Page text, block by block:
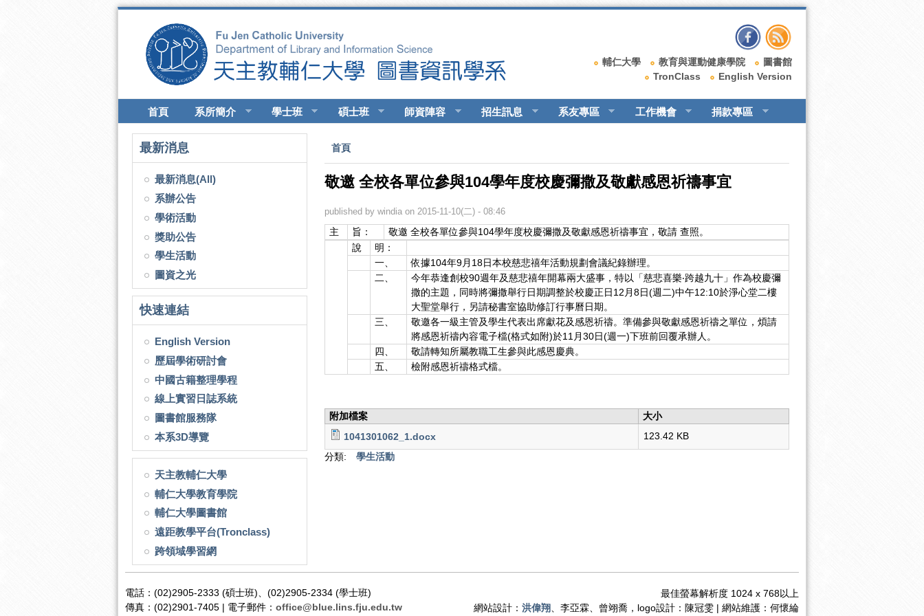
輔仁大學 教育與運動健康學院
圖書館
TronClass
English Version
首頁 系所簡介 學士班 碩士班 師資陣容 招生訊息 系友專區 工作機會 捐款專區
最新消息
最新消息(All)
系辦公告
學術活動
獎助公告
學生活動
圖資之光
快速連結
English Version
歷屆學術研討會
中國古籍整理學程
線上實習日誌系統
圖書館服務隊
本系3D導覽
天主教輔仁大學
輔仁大學教育學院
輔仁大學圖書館
遠距教學平台(Tronclass)
跨領域學習網
您在這裡
首頁
敬邀 全校各單位參與104學年度校慶彌撒及敬獻感恩祈禱事宜
published by windiaon 2015-11-10(二) - 08:46
主 旨：
敬邀 全校各單位參與104學年度校慶彌撒及敬獻感恩祈禱事宜，敬請 查照。
說
明：
一、
依據104年9月18日本校慈悲禧年活動規劃會議紀錄辦理。
二、
今年恭逢創校90週年及慈悲禧年開幕兩大盛事，特以「慈悲喜樂‧跨越九十」作為校慶彌
撒的主題，同時將彌撒舉行日期調整於校慶正日12月8日(週二)中午12:10於淨心堂二樓
大聖堂舉行，另請秘書室協助修訂行事曆日期。
三、
敬邀各一級主管及學生代表出席獻花及感恩祈禱。準備參與敬獻感恩祈禱之單位，煩請
將感恩祈禱內容電子檔(格式如附)於11月30日(週一)下班前回覆承辦人。
四、
敬請轉知所屬教職工生參與此感恩慶典。
五、
檢附感恩祈禱格式檔。
附加檔案
大小
1041301062_1.docx
123.42 KB
分類:
學生活動
電話：(02)2905-2333 (碩士班)、(02)2905-2334 (學士班)
傳真：(02)2901-7405 | 電子郵件： office@blue.lins.fju.edu.tw
最佳螢幕解析度 1024 x 768以上
網站設計： 洪偉翔 、李亞霖、曾翊喬，logo設計：陳冠雯 | 網站維護：何懷綸